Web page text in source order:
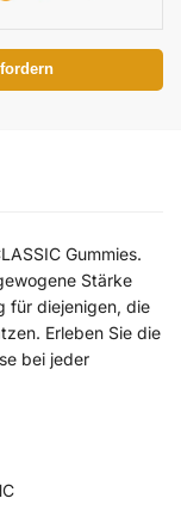
Gummies.
Stärke
für diejenigen, die
Erleben Sie die
bei jeder